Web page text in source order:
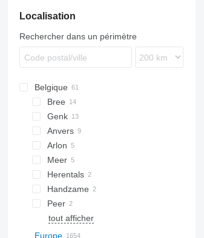
Localisation
Rechercher dans un périmètre
Belgique
Bree
Genk
Anvers
Arlon
Meer
Herentals
Handzame
Peer
tout afficher
Europe